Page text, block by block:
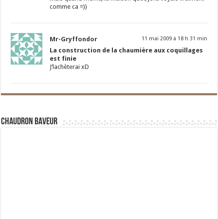
comme ca =))
Mr-Gryffondor 11 mai 2009 à 18 h 31 min
La construction de la chaumière aux coquillages
est finie
J’lachèterai xD
Chaudron Baveur